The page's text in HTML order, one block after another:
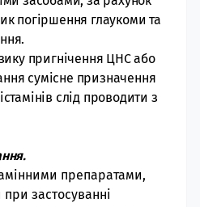
погіршення глаукоми та
пригнічення ЦНС або
сумісне призначення
слід проводити з
препаратами,
застосуванні